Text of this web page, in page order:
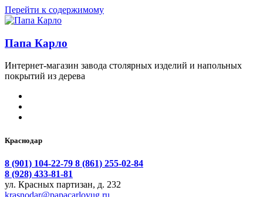
Перейти к содержимому
Папа Карло
Интернет-магазин завода столярных изделий и напольных
покрытий из дерева
Краснодар
8 (901) 104-22-79 8 (861) 255-02-84
8 (928) 433-81-81
ул. Красных партизан, д. 232
krasnodar@papacarloyug.ru